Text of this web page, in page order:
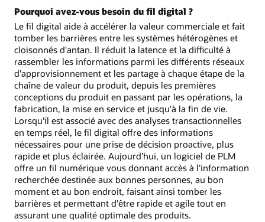
Pourquoi avez-vous besoin du fil digital ?
Le fil digital aide à accélérer la valeur commerciale et fait
tomber les barrières entre les systèmes hétérogènes et
cloisonnés d'antan. Il réduit la latence et la difficulté à
rassembler les informations parmi les différents réseaux
d'approvisionnement et les partage à chaque étape de la
chaîne de valeur du produit, depuis les premières
conceptions du produit en passant par les opérations, la
fabrication, la mise en service et jusqu'à la fin de vie.
Lorsqu'il est associé avec des analyses transactionnelles
en temps réel, le fil digital offre des informations
nécessaires pour une prise de décision proactive, plus
rapide et plus éclairée. Aujourd'hui, un logiciel de PLM
offre un fil numérique vous donnant accès à l'information
recherchée destinée aux bonnes personnes, au bon
moment et au bon endroit, faisant ainsi tomber les
barrières et permettant d'être rapide et agile tout en
assurant une qualité optimale des produits.